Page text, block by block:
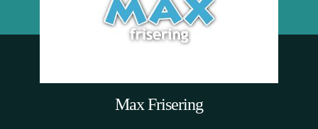
Max Frisering